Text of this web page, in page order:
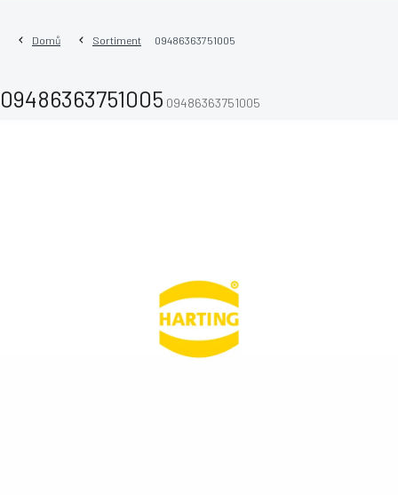
Domů Sortiment 09486363751005
09486363751005 09486363751005